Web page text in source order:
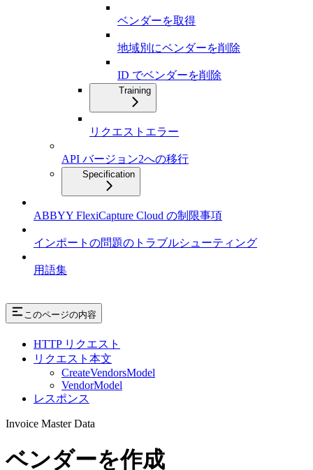
ベンダーを取得
地域別にベンダーを削除
ID でベンダーを削除
Training
リクエストエラー
API バージョン2への移行
Specification
ABBYY FlexiCapture Cloud の制限事項
インポートの問題のトラブルシューティング
用語集
このページの内容
HTTP リクエスト
リクエスト本文
CreateVendorsModel
VendorModel
レスポンス
Invoice Master Data
ベンダーを作成